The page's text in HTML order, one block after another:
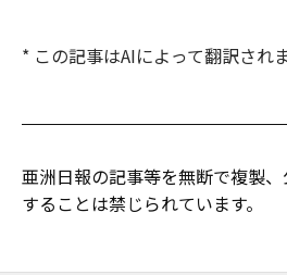
* この記事はAIによって翻訳され
亜洲日報の記事等を無断で複製
することは禁じられています。